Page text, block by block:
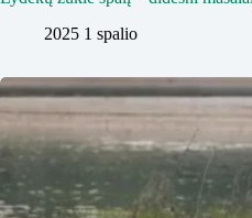
2025 1 spalio